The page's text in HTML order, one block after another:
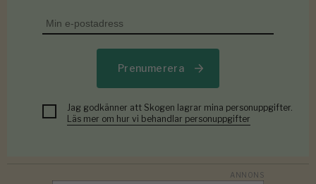
Prenumerera
Jag godkänner att Skogen lagrar mina personuppgifter.
Läs mer om hur vi behandlar personuppgifter